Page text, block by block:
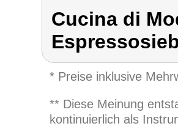
Cucina di
* Preise inklusive
** Diese Meinung
kontinuierlich als